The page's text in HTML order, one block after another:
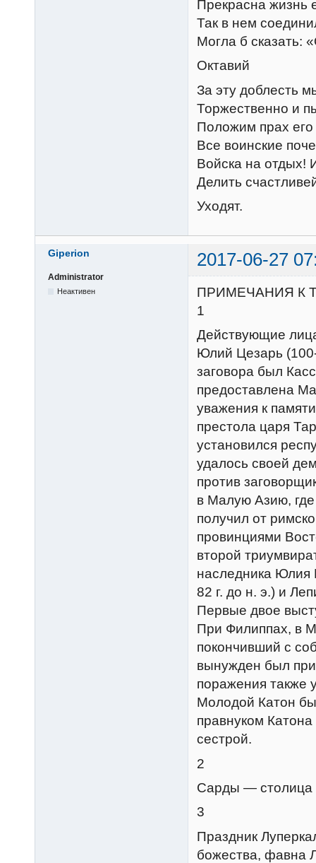
Прекрасна жизнь
Так в нем
Могла б сказать:
Октавий
За эту доблесть
Торжественно и
Положим прах его
Все воинские
Войска на отдых!
Делить
Уходят.
Giperion 2017-06-27
Administrator
Неактивен
ПРИМЕЧАНИЯ К
1
Действующие
Юлий Цезарь
заговора был
предоставлена
уважения к
престола царя
установился
удалось своей
против
в Малую Азию,
получил от
провинциями
второй
наследника Юлия
82 г. до н. э.) и
Первые двое
При Филиппах, в
покончивший с
вынужден был
поражения также
Молодой Катон
правнуком
сестрой.
2
Сарды — столица
3
Праздник
божества, фавна